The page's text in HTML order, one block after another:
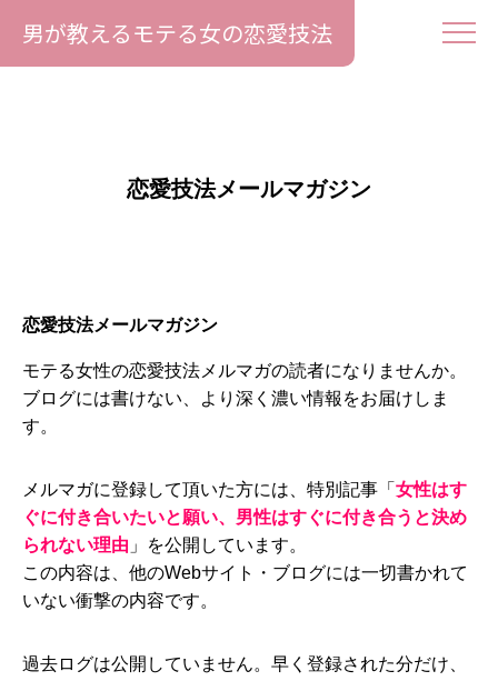
男が教えるモテる女の恋愛技法
恋愛技法メールマガジン
恋愛技法メールマガジン
モテる女性の恋愛技法メルマガの読者になりませんか。
ブログには書けない、より深く濃い情報をお届けしま
す。
メルマガに登録して頂いた方には、特別記事「 女性はす
ぐに付き合いたいと願い、男性はすぐに付き合うと決め
られない理由 」を公開しています。
この内容は、他のWebサイト・ブログには一切書かれて
いない衝撃の内容です。
過去ログは公開していません。早く登録された分だけ、